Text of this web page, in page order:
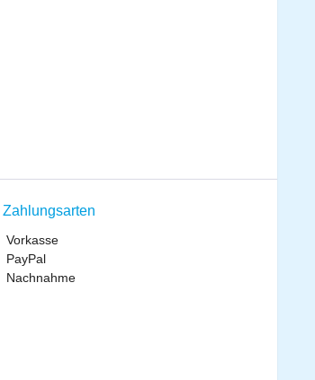
Zahlungsarten
Vorkasse
PayPal
Nachnahme